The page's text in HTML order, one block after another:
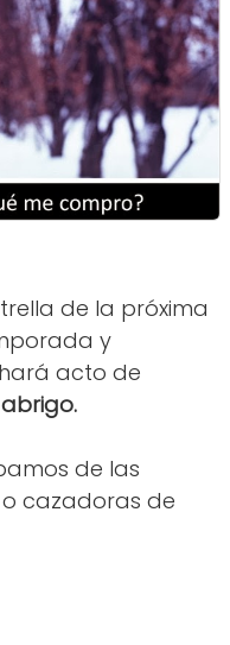
de la próxima
y
acto de
de las
o cazadoras de